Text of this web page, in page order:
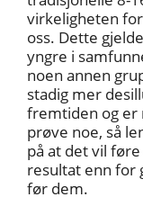
virkeligheten
oss. Dette
yngre i
noen annen
stadig mer
fremtiden og er
prøve noe, så
på at det vil
resultat enn for
før dem.